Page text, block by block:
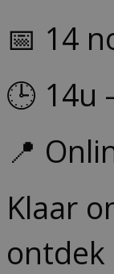
📅 14
🕒 14u
📍
Klaar
ontdek